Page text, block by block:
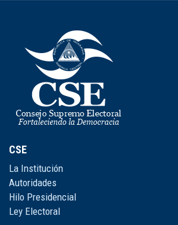
CSE
La Institución
Autoridades
Hilo Presidencial
Ley Electoral